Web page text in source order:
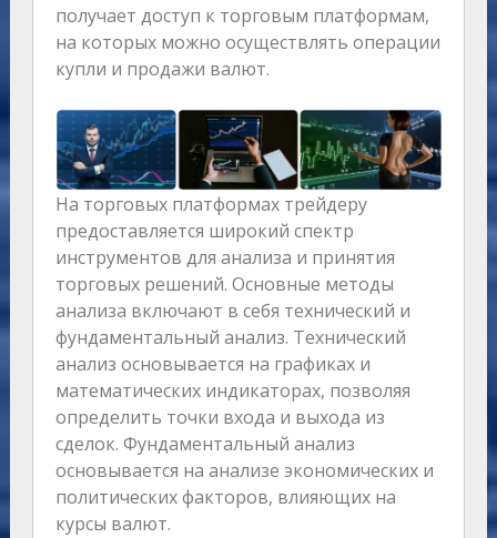
получает доступ к торговым платформам,
на которых можно осуществлять операции
купли и продажи валют.
На торговых платформах трейдеру
предоставляется широкий спектр
инструментов для анализа и принятия
торговых решений. Основные методы
анализа включают в себя технический и
фундаментальный анализ. Технический
анализ основывается на графиках и
математических индикаторах, позволяя
определить точки входа и выхода из
сделок. Фундаментальный анализ
основывается на анализе экономических и
политических факторов, влияющих на
курсы валют.